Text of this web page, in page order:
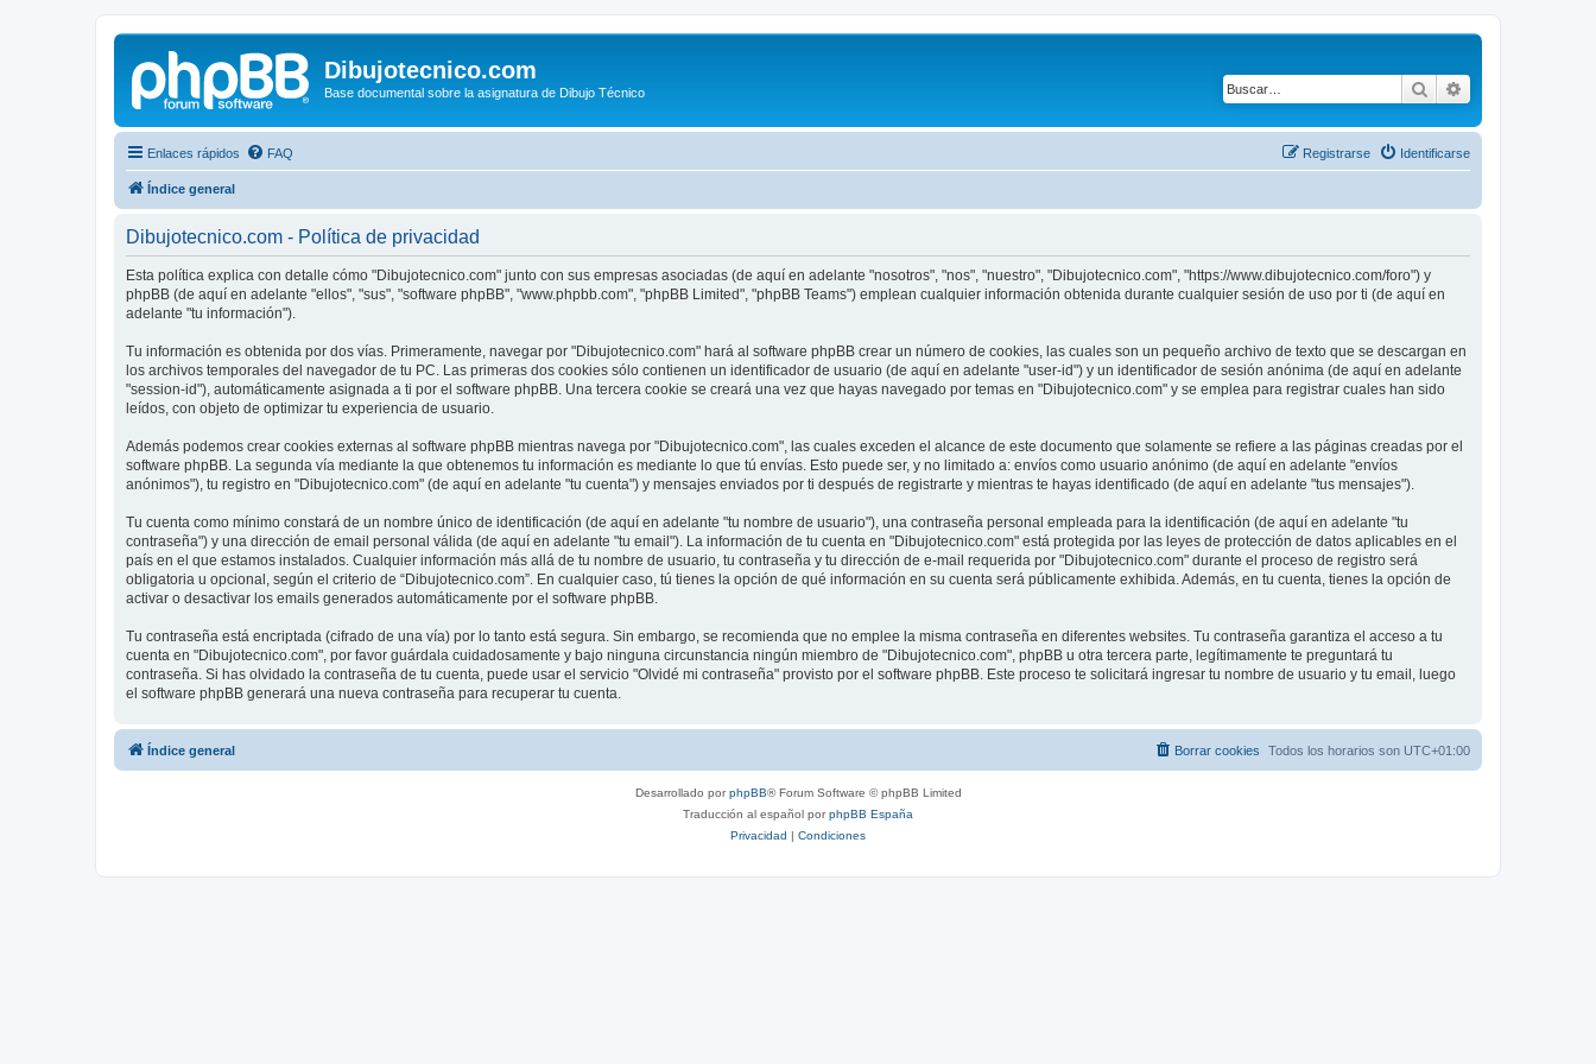
Dibujotecnico.com
Base documental sobre la asignatura de Dibujo Técnico Buscar
Enlaces rápidos FAQ Identificarse
Registrarse
Índice general
Dibujotecnico.com - Política de privacidad
Esta política explica con detalle cómo "Dibujotecnico.com" junto con sus empresas asociadas (de aquí en adelante "nosotros", "nos", "nuestro", "Dibujotecnico.com", "https://www.dibujotecnico.com/foro") y
phpBB (de aquí en adelante "ellos", "sus", "software phpBB", "www.phpbb.com", "phpBB Limited", "phpBB Teams") emplean cualquier información obtenida durante cualquier sesión de uso por ti (de aquí en
adelante "tu información").
Tu información es obtenida por dos vías. Primeramente, navegar por "Dibujotecnico.com" hará al software phpBB crear un número de cookies, las cuales son un pequeño archivo de texto que se descargan en
los archivos temporales del navegador de tu PC. Las primeras dos cookies sólo contienen un identificador de usuario (de aquí en adelante "user-id") y un identificador de sesión anónima (de aquí en adelante
"session-id"), automáticamente asignada a ti por el software phpBB. Una tercera cookie se creará una vez que hayas navegado por temas en "Dibujotecnico.com" y se emplea para registrar cuales han sido
leídos, con objeto de optimizar tu experiencia de usuario.
Además podemos crear cookies externas al software phpBB mientras navega por "Dibujotecnico.com", las cuales exceden el alcance de este documento que solamente se refiere a las páginas creadas por el
software phpBB. La segunda vía mediante la que obtenemos tu información es mediante lo que tú envías. Esto puede ser, y no limitado a: envíos como usuario anónimo (de aquí en adelante "envíos
anónimos"), tu registro en "Dibujotecnico.com" (de aquí en adelante "tu cuenta") y mensajes enviados por ti después de registrarte y mientras te hayas identificado (de aquí en adelante "tus mensajes").
Tu cuenta como mínimo constará de un nombre único de identificación (de aquí en adelante "tu nombre de usuario"), una contraseña personal empleada para la identificación (de aquí en adelante "tu
contraseña") y una dirección de email personal válida (de aquí en adelante "tu email"). La información de tu cuenta en "Dibujotecnico.com" está protegida por las leyes de protección de datos aplicables en el
país en el que estamos instalados. Cualquier información más allá de tu nombre de usuario, tu contraseña y tu dirección de e-mail requerida por "Dibujotecnico.com" durante el proceso de registro será
obligatoria u opcional, según el criterio de “Dibujotecnico.com”. En cualquier caso, tú tienes la opción de qué información en su cuenta será públicamente exhibida. Además, en tu cuenta, tienes la opción de
activar o desactivar los emails generados automáticamente por el software phpBB.
Tu contraseña está encriptada (cifrado de una vía) por lo tanto está segura. Sin embargo, se recomienda que no emplee la misma contraseña en diferentes websites. Tu contraseña garantiza el acceso a tu
cuenta en "Dibujotecnico.com", por favor guárdala cuidadosamente y bajo ninguna circunstancia ningún miembro de "Dibujotecnico.com", phpBB u otra tercera parte, legítimamente te preguntará tu
contraseña. Si has olvidado la contraseña de tu cuenta, puede usar el servicio "Olvidé mi contraseña" provisto por el software phpBB. Este proceso te solicitará ingresar tu nombre de usuario y tu email, luego
el software phpBB generará una nueva contraseña para recuperar tu cuenta.
Índice general Todos los horarios son UTC+01:00
Borrar cookies
Desarrollado porphpBB® Forum Software © phpBB Limited
Traducción al español porphpBB España
Privacidad | Condiciones